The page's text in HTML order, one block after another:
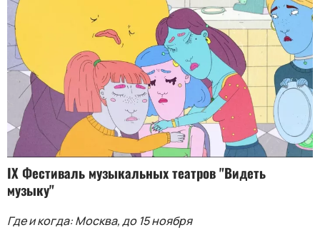
IX Фестиваль музыкальных театров "Видеть
музыку"
Где и когда: Москва, до 15 ноября